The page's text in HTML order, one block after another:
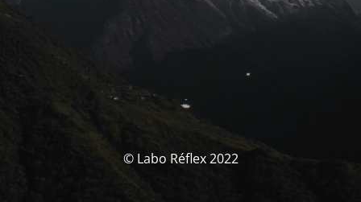
© Labo Réflex 2022